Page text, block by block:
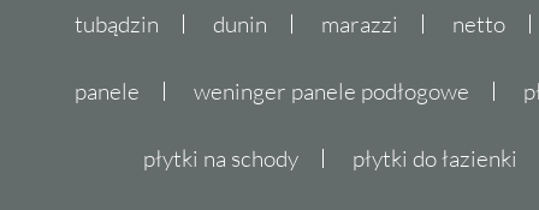
tubądzin dunin marazzi netto
panele weninger panele podłogowe
płytki na schody płytki do łazienki